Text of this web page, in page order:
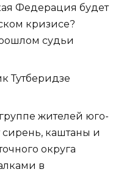
Федерация будет
кризисе?
судьи
Тутберидзе
жителей юго-
сирень, каштаны и
округа
в